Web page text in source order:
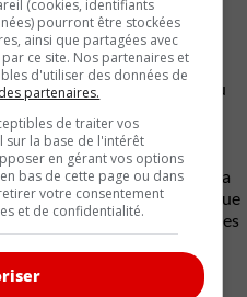
patron actuel de Rolls-
annonce en grande
voiture électrique au
Il dévoile aussi son nom :
prochaine sera un
arquée du toit rappellera la
du catalogue de la marque
s’apparenteront à celles
silencieux des produits
Un nom qui rappelle
(cookies, identifiants
pourront être stockées
ainsi que partagées avec
ce site. Nos partenaires et
d'utiliser des données de
partenaires.
de traiter vos
sur la base de l'intérêt
en gérant vos options
bas de cette page ou dans
votre consentement
et de confidentialité.